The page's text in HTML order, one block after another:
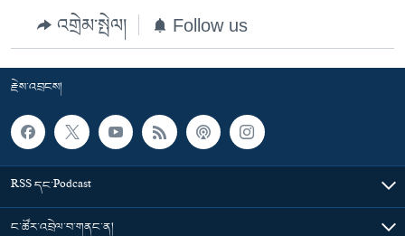
འགྲེམ་སྤེལ། Follow us
རྗེས་འབྲངས།
RSS དང་Podcast
ང་ཚོར་འབྲེལ་བ་གནང་ན།